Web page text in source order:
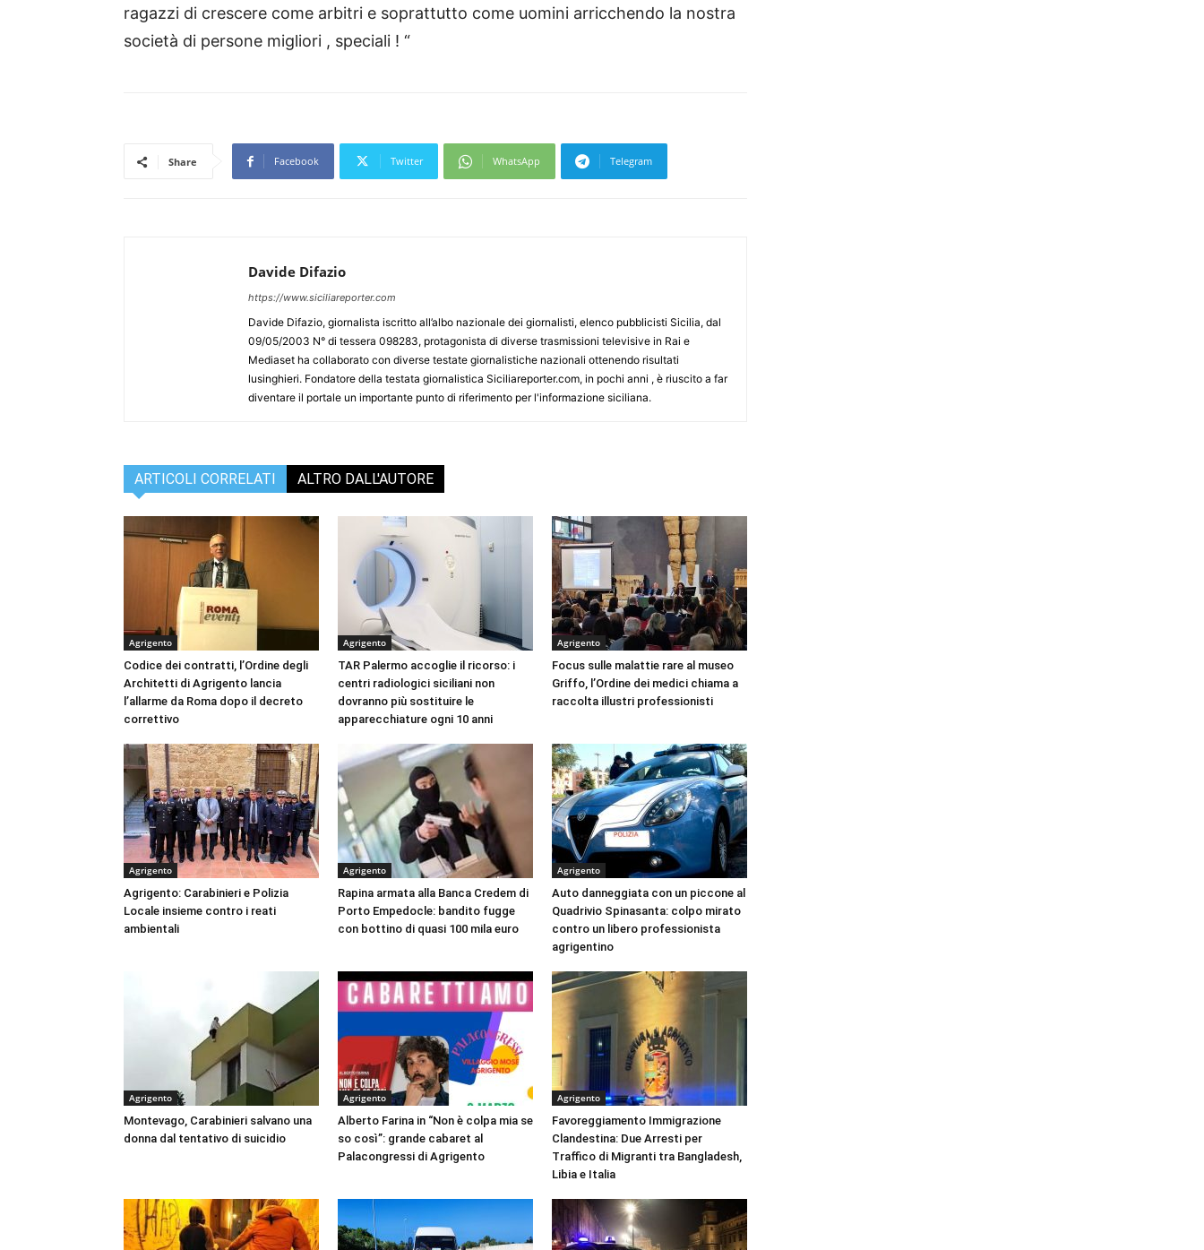
ragazzi di crescere come arbitri e soprattutto come uomini arricchendo la nostra
società di persone migliori , speciali ! “
Share Facebook Twitter WhatsApp Telegram
Davide Difazio
https://www.siciliareporter.com
Davide Difazio, giornalista iscritto all’albo nazionale dei giornalisti, elenco pubblicisti Sicilia, dal
09/05/2003 N° di tessera 098283, protagonista di diverse trasmissioni televisive in Rai e
Mediaset ha collaborato con diverse testate giornalistiche nazionali ottenendo risultati
lusinghieri. Fondatore della testata giornalistica Siciliareporter.com, in pochi anni , è riuscito a far
diventare il portale un importante punto di riferimento per l'informazione siciliana.
ARTICOLI CORRELATI ALTRO DALL'AUTORE
Agrigento
Codice dei contratti, l’Ordine degli
Architetti di Agrigento lancia
l’allarme da Roma dopo il decreto
correttivo
Agrigento
TAR Palermo accoglie il ricorso: i
centri radiologici siciliani non
dovranno più sostituire le
apparecchiature ogni 10 anni
Agrigento
Focus sulle malattie rare al museo
Griffo, l’Ordine dei medici chiama a
raccolta illustri professionisti
Agrigento
Agrigento: Carabinieri e Polizia
Locale insieme contro i reati
ambientali
Agrigento
Rapina armata alla Banca Credem di
Porto Empedocle: bandito fugge
con bottino di quasi 100 mila euro
Agrigento
Auto danneggiata con un piccone al
Quadrivio Spinasanta: colpo mirato
contro un libero professionista
agrigentino
Agrigento
Montevago, Carabinieri salvano una
donna dal tentativo di suicidio
Agrigento
Alberto Farina in “Non è colpa mia se
so così”: grande cabaret al
Palacongressi di Agrigento
Agrigento
Favoreggiamento Immigrazione
Clandestina: Due Arresti per
Traffico di Migranti tra Bangladesh,
Libia e Italia